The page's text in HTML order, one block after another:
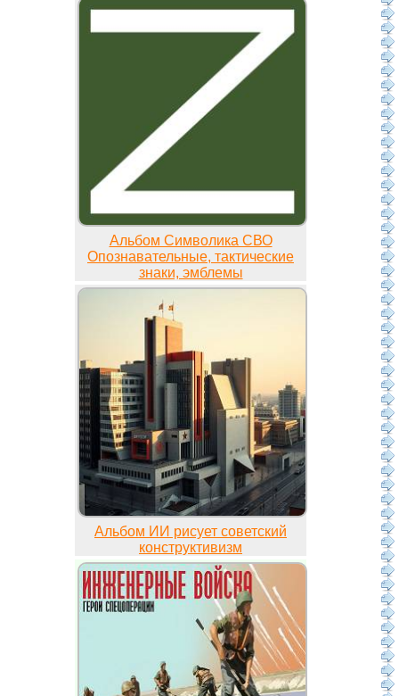
Альбом Символика СВО
Опознавательные, тактические
знаки, эмблемы
Альбом ИИ рисует советский
конструктивизм